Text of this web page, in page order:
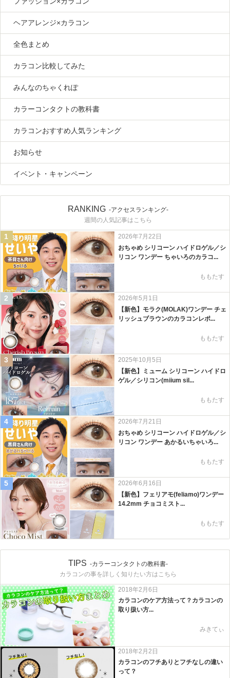
ヘアアレンジ×カラコン
全色まとめ
カラコン比較してみた
みんなのちゃくれぽ
カラーコンタクトの教科書
カラコンおすすめ人気ランキング
お知らせ
イベント・キャンペーン
RANKING -アクセスランキング-
週間の人気記事はこちら
1
2026年7月22日
おちゃめ シリコーン ハイドロゲル／シ
リコン ワンデー ちゃいろのカラコ...
ももたす
2
2026年5月1日
【新色】モラク(MOLAK)ワンデー チェ
リッシュブラウンのカラコンレポ...
ももたす
3
2025年10月5日
【新色】ミューム シリコーン ハイドロ
ゲル／シリコン(miium sil...
ももたす
4
2026年7月21日
おちゃめ シリコーン ハイドロゲル／シ
リコン ワンデー あかるいちゃいろ...
ももたす
5
2026年6月16日
【新色】フェリアモ(feliamo)ワンデー
14.2mm チョコミスト...
ももたす
TIPS -カラーコンタクトの教科書-
カラコンの事を詳しく知りたい方はこちら
2018年2月6日
カラコンのケア方法って？カラコンの
取り扱い方...
みきてぃ
2018年2月2日
カラコンのフチありとフチなしの違い
って？